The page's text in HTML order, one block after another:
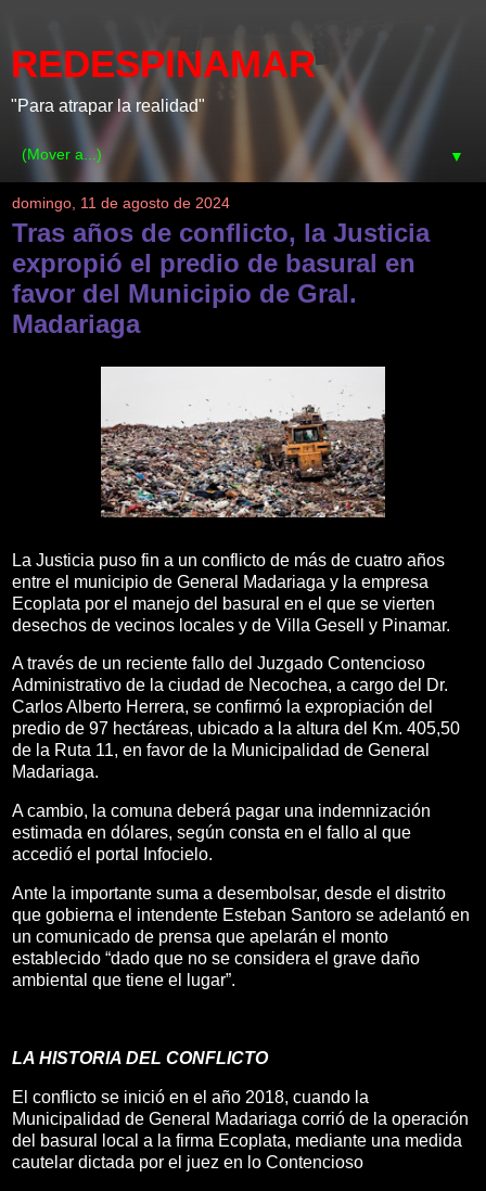
REDESPINAMAR
"Para atrapar la realidad"
▼
domingo, 11 de agosto de 2024
Tras años de conflicto, la Justicia
expropió el predio de basural en
favor del Municipio de Gral.
Madariaga
La Justicia puso fin a un conflicto de más de cuatro años
entre el municipio de General Madariaga y la empresa
Ecoplata por el manejo del basural en el que se vierten
desechos de vecinos locales y de Villa Gesell y Pinamar.
A través de un reciente fallo del Juzgado Contencioso
Administrativo de la ciudad de Necochea, a cargo del Dr.
Carlos Alberto Herrera, se confirmó la expropiación del
predio de 97 hectáreas, ubicado a la altura del Km. 405,50
de la Ruta 11, en favor de la Municipalidad de General
Madariaga.
A cambio, la comuna deberá pagar una indemnización
estimada en dólares, según consta en el fallo al que
accedió el portal Infocielo.
Ante la importante suma a desembolsar, desde el distrito
que gobierna el intendente Esteban Santoro se adelantó en
un comunicado de prensa que apelarán el monto
establecido “dado que no se considera el grave daño
ambiental que tiene el lugar”.
LA HISTORIA DEL CONFLICTO
El conflicto se inició en el año 2018, cuando la
Municipalidad de General Madariaga corrió de la operación
del basural local a la firma Ecoplata, mediante una medida
cautelar dictada por el juez en lo Contencioso